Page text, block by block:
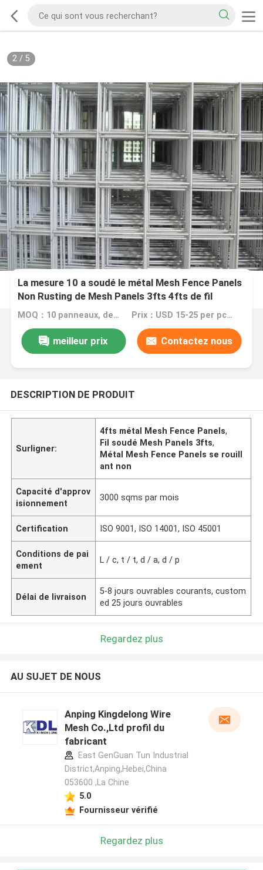
2/ 5
La mesure 10 a soudé le métal Mesh Fence Panels
Non Rusting de Mesh Panels 3fts 4fts de fil
MOQ：10 panneaux, de grandes actions peuvent répondre à votre besoin Prix：USD 15-25 per pc, and all can be discussed
meilleur prix Contactez nous
DESCRIPTION DE PRODUIT
Surligner:
4fts métal Mesh Fence Panels,
Fil soudé Mesh Panels 3fts,
Métal Mesh Fence Panels se rouill
ant non
Capacité d'approv
isionnement
3000 sqms par mois
Certification ISO 9001, ISO 14001, ISO 45001
Conditions de pai
ement
L / c, t / t, d / a, d / p
Délai de livraison
5-8 jours ouvrables courants, custom
ed 25 jours ouvrables
Regardez plus
AU SUJET DE NOUS
Anping Kingdelong Wire
Mesh Co.,Ltd profil du
fabricant
East GenGuan Tun Industrial
District,Anping,Hebei,China
053600 ,La Chine
5.0
Fournisseur vérifié
Regardez plus